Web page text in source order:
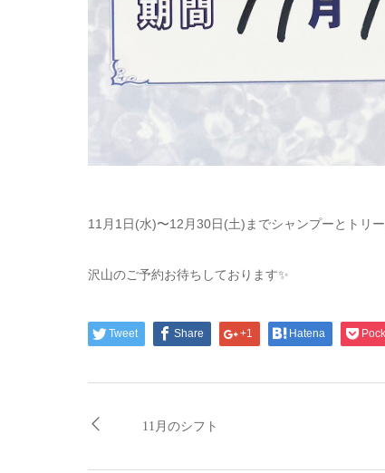
11月1日(水)〜12月30日(土)までシャンプーとトリ
沢山のご予約お待ちしております✨
Tweet Share +1 Hatena
11月のシフト